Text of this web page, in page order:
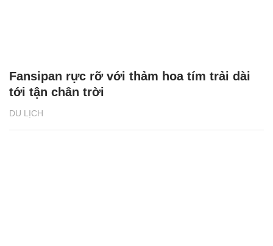
DU LỊCH
Fansipan rực rỡ với thảm hoa tím trải dài
tới tận chân trời